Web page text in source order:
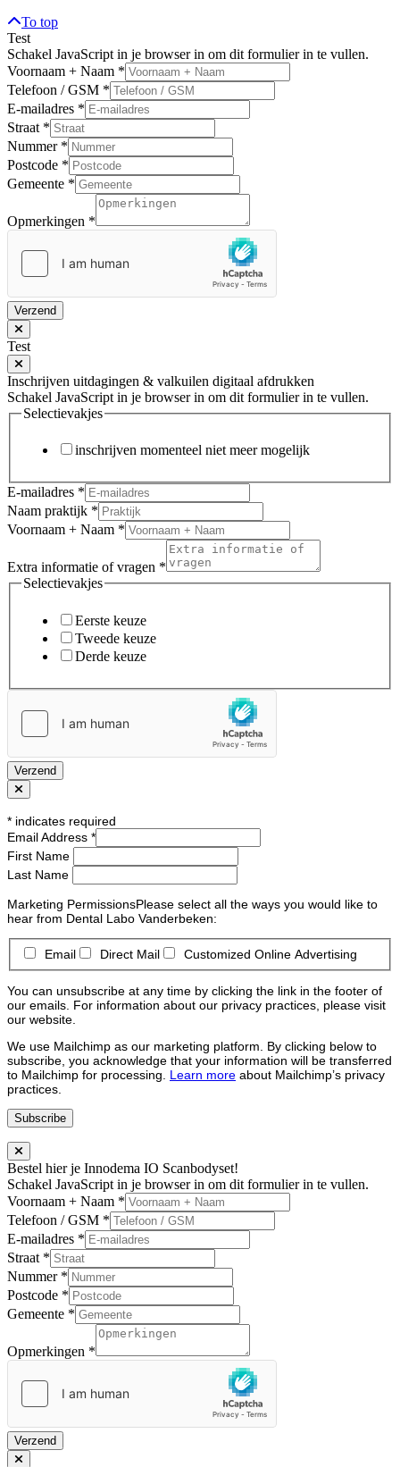
To top
Test
Schakel JavaScript in je browser in om dit formulier in te vullen.
Voornaam + Naam *
Telefoon / GSM *
E-mailadres *
Straat *
Nummer *
Postcode *
Gemeente *
Opmerkingen *
Verzend
Test
Inschrijven uitdagingen & valkuilen digitaal afdrukken
Schakel JavaScript in je browser in om dit formulier in te vullen.
Selectievakjes
inschrijven momenteel niet meer mogelijk
E-mailadres *
Naam praktijk *
Voornaam + Naam *
Extra informatie of vragen *
Selectievakjes
Eerste keuze
Tweede keuze
Derde keuze
Verzend
* indicates required
Email Address *
First Name
Last Name
Marketing PermissionsPlease select all the ways you would like to
hear from Dental Labo Vanderbeken:
Email Direct Mail Customized Online Advertising
You can unsubscribe at any time by clicking the link in the footer of
our emails. For information about our privacy practices, please visit
our website.
We use Mailchimp as our marketing platform. By clicking below to
subscribe, you acknowledge that your information will be transferred
to Mailchimp for processing. Learn more about Mailchimp’s privacy
practices.
Bestel hier je Innodema IO Scanbodyset!
Schakel JavaScript in je browser in om dit formulier in te vullen.
Voornaam + Naam *
Telefoon / GSM *
E-mailadres *
Straat *
Nummer *
Postcode *
Gemeente *
Opmerkingen *
Verzend